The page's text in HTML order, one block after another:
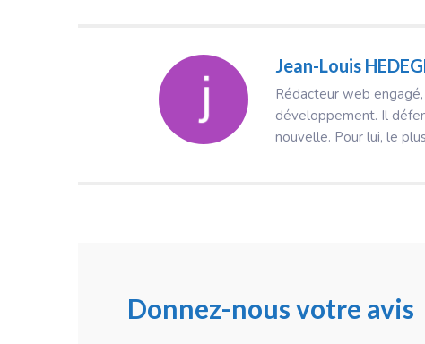
Jean-Louis
Rédacteur web
développement. Il
nouvelle. Pour lui, le
Donnez-nous votre avis